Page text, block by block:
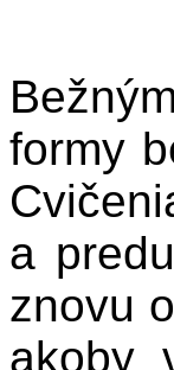
formy
a
znovu
akoby